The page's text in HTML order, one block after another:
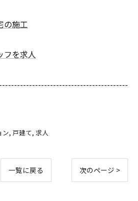
の施工
フを求人
ン 戸建て 求人
一覧に戻る 次のページ >